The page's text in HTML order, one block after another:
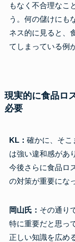
もなく不合理なこ
う。何の儲けにも
ネス的に見ると、
てしまっている例
現実的に食品ロ
必要
KL： 確かに、そこ
は強い違和感があ
今後さらに食品ロ
の対策が重要にな
岡山氏： その通り
特に重要だと思っ
正しい知識を広め